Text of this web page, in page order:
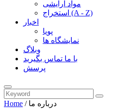
مواد آرایشی
استخراج (A - Z)
اخبار
پویا
نمایشگاه ها
وبلاگ
با ما تماس بگیرید
پرسش
Home / درباره ما